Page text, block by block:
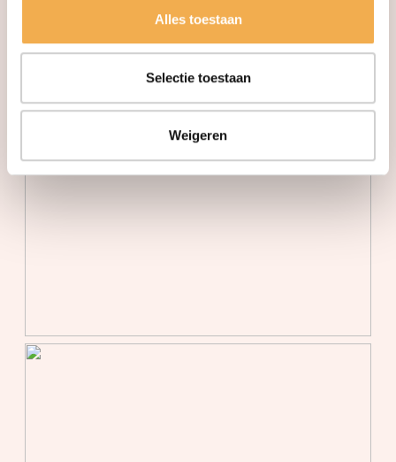
Alles toestaan
Selectie toestaan
Weigeren